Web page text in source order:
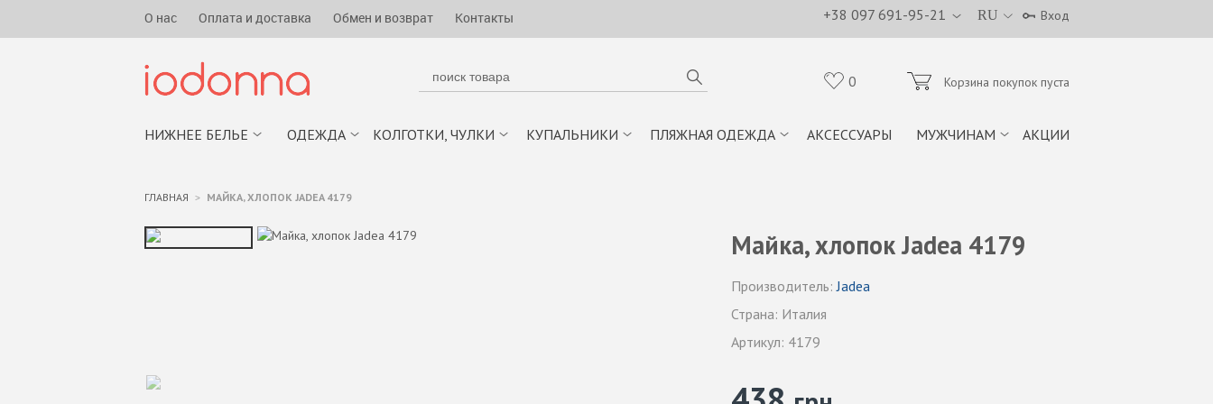
О нас Оплата и доставка Обмен и возврат Контакты RU
+38 097 691-95-21 Вход
0 Корзина покупок пуста
НИЖНЕЕ БЕЛЬЕ ОДЕЖДА КОЛГОТКИ, ЧУЛКИ КУПАЛЬНИКИ ПЛЯЖНАЯ ОДЕЖДА АКСЕССУАРЫ МУЖЧИНАМ АКЦИИ
ГЛАВНАЯ МАЙКА, ХЛОПОК JADEA 4179
Майка, хлопок Jadea 4179
Производитель: Jadea
Страна: Италия
Артикул: 4179